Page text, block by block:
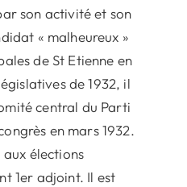
son activité et son
« malheureux »
de St Etienne en
de 1932, il
central du Parti
en mars 1932.
aux élections
1er adjoint. Il est